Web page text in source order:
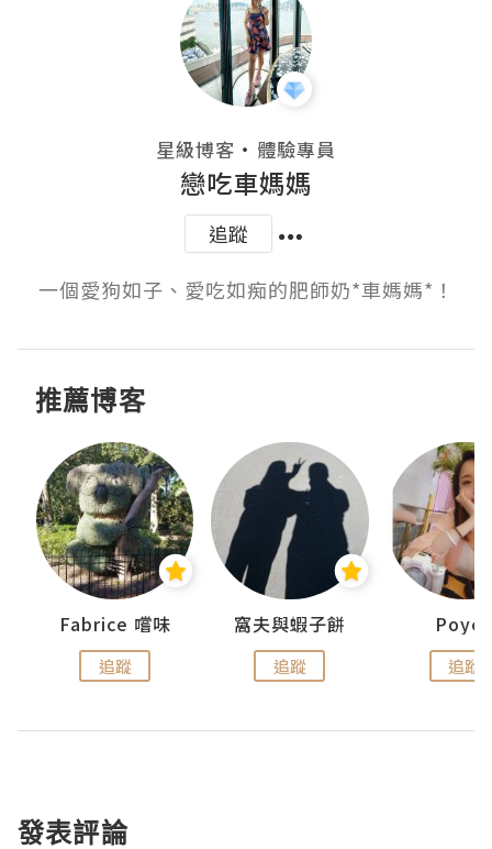
星級博客 ・ 體驗專員
戀吃車媽媽
追蹤
一個愛狗如子、愛吃如痴的肥師奶*車媽媽*！
推薦博客
Fabrice 嚐味
追蹤
窩夫與蝦子餅
追蹤 追蹤
發表評論